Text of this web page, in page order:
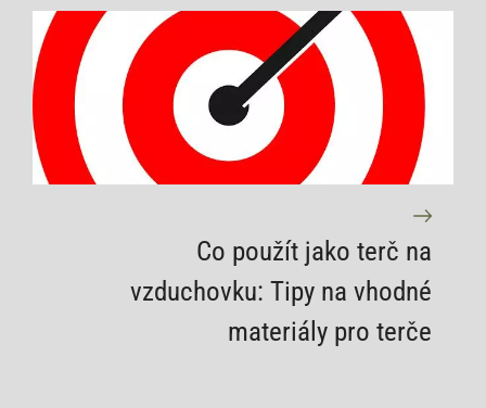
Co použít jako terč na
vzduchovku: Tipy na vhodné
materiály pro terče